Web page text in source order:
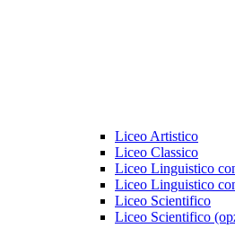
Liceo Artistico
Liceo Classico
Liceo Linguistico
Liceo Linguistico
Liceo Scientifico
Liceo Scientifico